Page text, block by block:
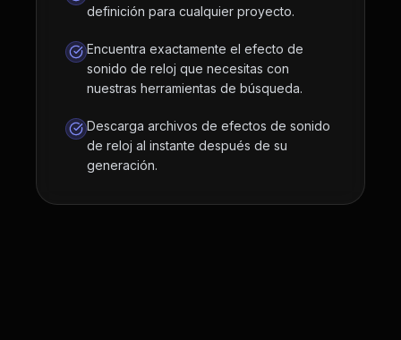
definición para cualquier proyecto.
Encuentra exactamente el efecto de
sonido de reloj que necesitas con
nuestras herramientas de búsqueda.
Descarga archivos de efectos de sonido
de reloj al instante después de su
generación.